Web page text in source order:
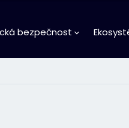
bezpečnost